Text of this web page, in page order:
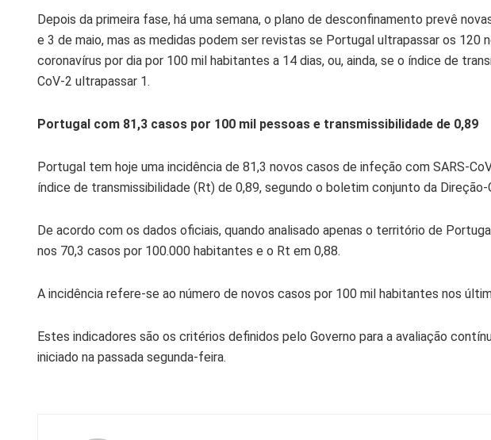
Depois da primeira fase, há uma semana, o plano de desconfinamento prevê
e 3 de maio, mas as medidas podem ser revistas se Portugal ultrapassar os 120
coronavírus por dia por 100 mil habitantes a 14 dias, ou, ainda, se o índice de
CoV-2 ultrapassar 1.
Portugal com 81,3 casos por 100 mil pessoas e transmissibilidade de 0,89
Portugal tem hoje uma incidência de 81,3 novos casos de infeção com SARS-
índice de transmissibilidade (Rt) de 0,89, segundo o boletim conjunto da Direção-
De acordo com os dados oficiais, quando analisado apenas o território de
nos 70,3 casos por 100.000 habitantes e o Rt em 0,88.
A incidência refere-se ao número de novos casos por 100 mil habitantes nos
Estes indicadores são os critérios definidos pelo Governo para a avaliação
iniciado na passada segunda-feira.